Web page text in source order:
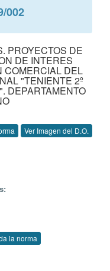
002
PROYECTOS DE
DE INTERES
COMERCIAL DEL
"TENIENTE 2º
DEPARTAMENTO
Ver Imagen del D.O.
la norma